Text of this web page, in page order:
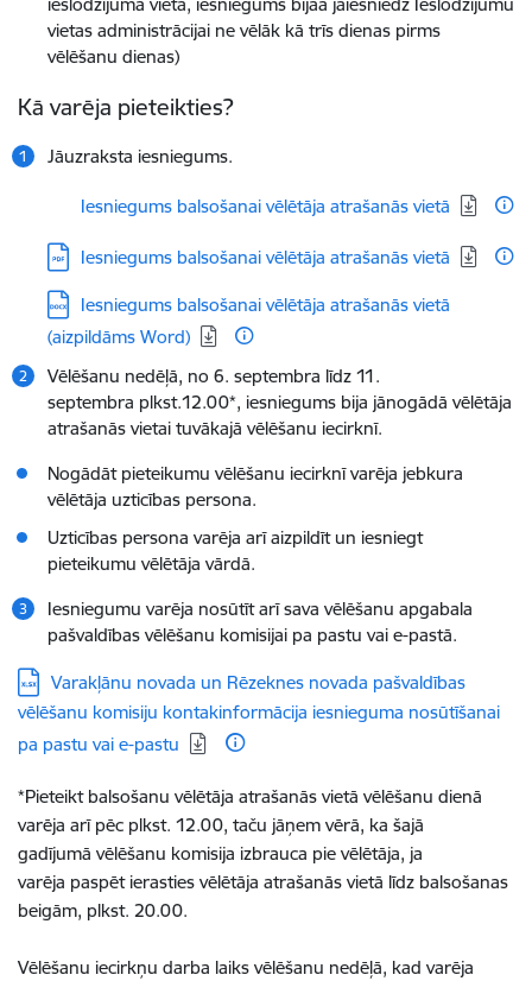
vietas administrācijai ne vēlāk kā trīs dienas pirms
vēlēšanu dienas)
Kā varēja pieteikties?
Jāuzraksta iesniegums.
Lejupielādēt:
Iesniegums balsošanai vēlētāja atrašanās vietā
Lejupielādēt:
Iesniegums balsošanai vēlētāja atrašanās vietā
Lejupielādēt:
Iesniegums balsošanai vēlētāja atrašanās vietā
(aizpildāms Word)
Vēlēšanu nedēļā, no 6. septembra līdz 11.
septembra plkst.12.00*, iesniegums bija jānogādā vēlētāja
atrašanās vietai tuvākajā vēlēšanu iecirknī.
Nogādāt pieteikumu vēlēšanu iecirknī varēja jebkura
vēlētāja uzticības persona.
Uzticības persona varēja arī aizpildīt un iesniegt
pieteikumu vēlētāja vārdā.
Iesniegumu varēja nosūtīt arī sava vēlēšanu apgabala
pašvaldības vēlēšanu komisijai pa pastu vai e-pastā.
Lejupielādēt:
Varakļānu novada un Rēzeknes novada pašvaldības
vēlēšanu komisiju kontakinformācija iesnieguma nosūtīšanai
pa pastu vai e-pastu
*Pieteikt balsošanu vēlētāja atrašanās vietā vēlēšanu dienā
varēja arī pēc plkst. 12.00, taču jāņem vērā, ka šajā
gadījumā vēlēšanu komisija izbrauca pie vēlētāja, ja
varēja paspēt ierasties vēlētāja atrašanās vietā līdz balsošanas
beigām, plkst. 20.00.
Vēlēšanu iecirkņu darba laiks vēlēšanu nedēļā, kad varēja